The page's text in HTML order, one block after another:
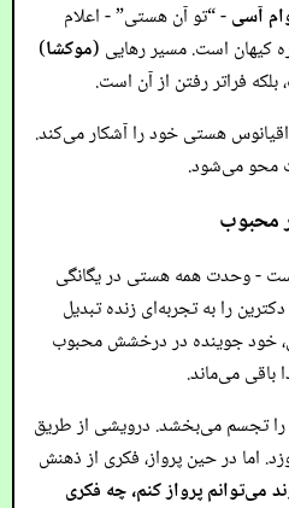
آسی- “تو آن هستی” - اعلام
کیهان است. مسیر رهایی (موکشا)
بلکه فراتر رفتن از آن است.
هستی خود را آشکار می‌کند.
محو می‌شود.
محبوب
- وحدت همه هستی در یگانگی
دکترین را به تجربه‌ای زنده تبدیل
خود جوینده در درخشش محبوب
می‌ماند.
تجسم می‌بخشد. درویشی از طریق
اما در حین پرواز، فکری از ذهنش
می‌توانم پرواز کنم، چه فکری